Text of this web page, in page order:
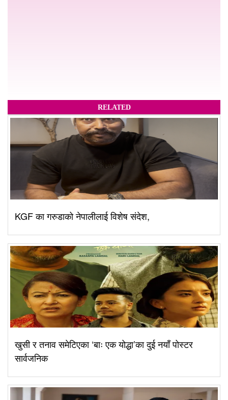
RELATED
KGF का गरुडाको नेपालीलाई विशेष संदेश,
खुसी र तनाव समेटिएका ‘बाः एक योद्धा’का दुई नयाँ पोस्टर
सार्वजनिक